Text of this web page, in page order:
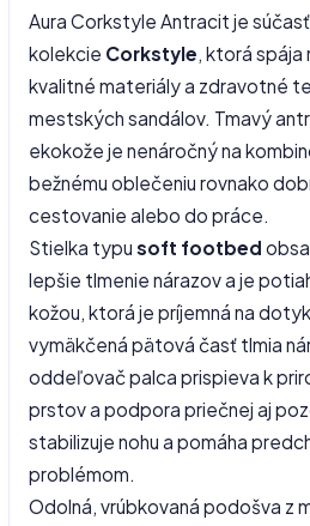
Aura Corkstyle Antracit je
kolekcie Corkstyle, ktorá spája
kvalitné materiály a zdravotné
mestských sandálov. Tmavý
ekokože je nenáročný na
bežnému oblečeniu rovnako
cestovanie alebo do práce.
Stielka typu soft footbed
lepšie tlmenie nárazov a je
kožou, ktorá je príjemná na
vymäkčená pätová časť tlmia
oddeľovač palca prispieva k
prstov a podpora priečnej aj
stabilizuje nohu a pomáha
problémom.
Odolná, vrúbkovaná podošva z